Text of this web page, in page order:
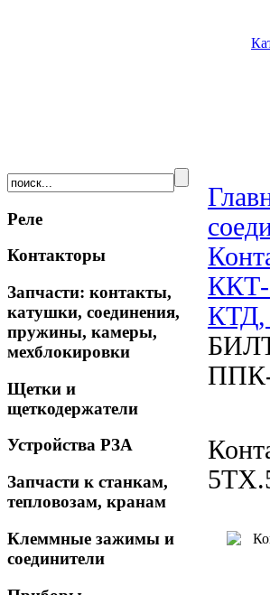
Реле
Контакторы
Запчасти: контакты,
катушки, соединения,
пружины, камеры,
мехблокировки
Щетки и
щеткодержатели
Устройства РЗА
Запчасти к станкам,
тепловозам, кранам
Клеммные зажимы и
соединители
КТД,